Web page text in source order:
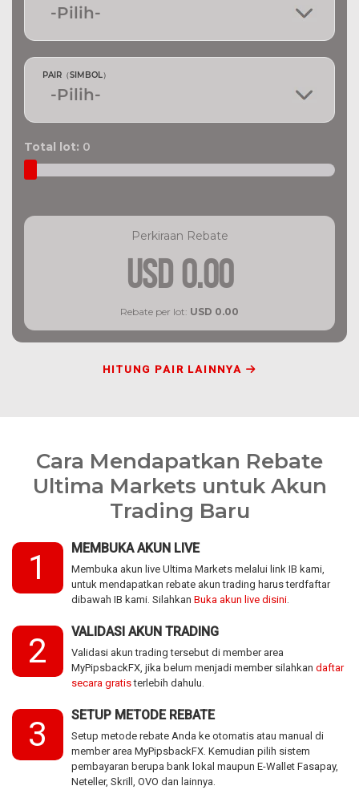
PAIR（SIMBOL）
Total lot: 0
Perkiraan Rebate
USD 0.00
Rebate per lot: USD 0.00
HITUNG PAIR LAINNYA
Cara Mendapatkan Rebate
Ultima Markets untuk Akun
Trading Baru
1 MEMBUKA AKUN LIVE
Membuka akun live Ultima Markets melalui link IB kami,
untuk mendapatkan rebate akun trading harus terdfaftar
dibawah IB kami. Silahkan Buka akun live disini
2 VALIDASI AKUN TRADING
Validasi akun trading tersebut di member area
MyPipsbackFX, jika belum menjadi member silahkan daftar
secara gratisterlebih dahulu.
3 SETUP METODE REBATE
Setup metode rebate Anda ke otomatis atau manual di
member area MyPipsbackFX. Kemudian pilih sistem
pembayaran berupa bank lokal maupun E-Wallet Fasapay,
Neteller, Skrill, OVO dan lainnya.